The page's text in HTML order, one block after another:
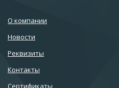
О компании
Новости
Реквизиты
Контакты
Сертификаты